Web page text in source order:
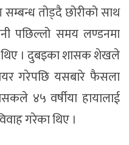
तोड्दै छोरीको साथ
पछिल्लो समय लण्डनमा
। दुबइका शासक शेखले
गरेपछि यसबारे फैसला
४५ वर्षीया हायालाई
गरेका थिए ।